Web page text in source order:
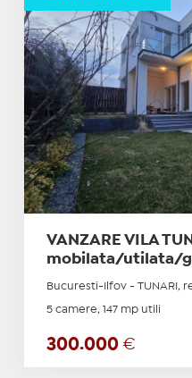
VANZARE VILA
mobilata/utilata/
Bucuresti-Ilfov - TUNARI,
5 camere, 147 mp utili
300.000 €